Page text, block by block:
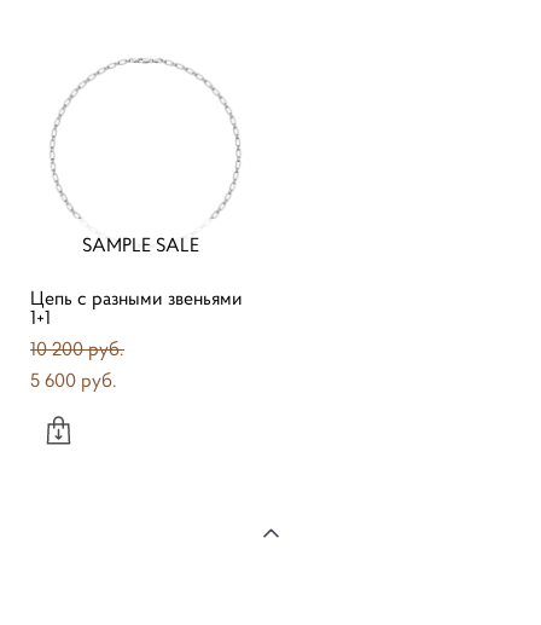
SAMPLE SALE
Цепь с разными звеньями
1+1
10 200 pуб.
5 600 pуб.